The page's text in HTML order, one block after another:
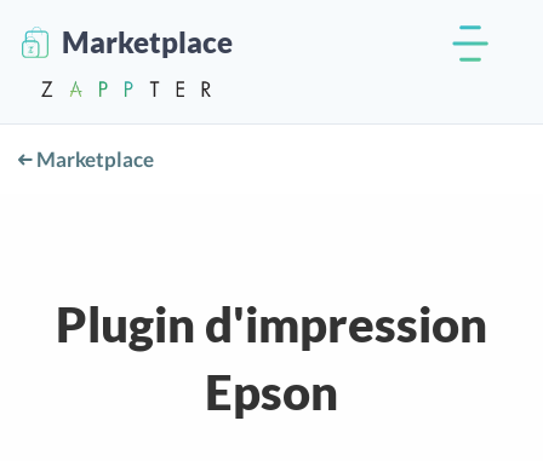
Marketplace
Marketplace
Plugin d'impression
Epson